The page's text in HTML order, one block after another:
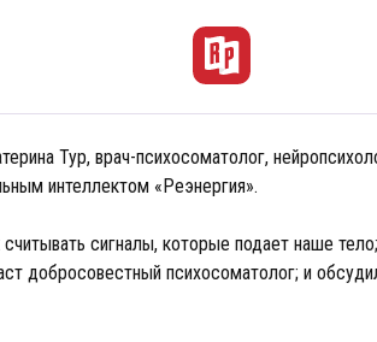
Тур, врач-психосоматолог,
интеллектом «Реэнергия».
сигналы, которые подает наше
добросовестный психосоматолог; и